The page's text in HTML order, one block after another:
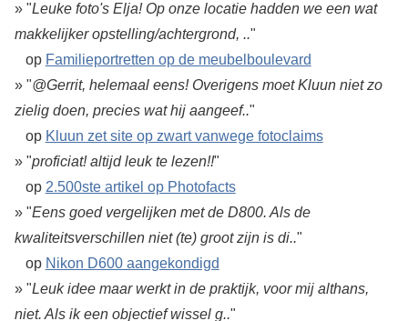
» "Leuke foto's Elja! Op onze locatie hadden we een wat
makkelijker opstelling/achtergrond, .."
op Familieportretten op de meubelboulevard
» "@Gerrit, helemaal eens! Overigens moet Kluun niet zo
zielig doen, precies wat hij aangeef.."
op Kluun zet site op zwart vanwege fotoclaims
» "proficiat! altijd leuk te lezen!!"
op 2.500ste artikel op Photofacts
» "Eens goed vergelijken met de D800. Als de
kwaliteitsverschillen niet (te) groot zijn is di.."
op Nikon D600 aangekondigd
» "Leuk idee maar werkt in de praktijk, voor mij althans,
niet. Als ik een objectief wissel g.."